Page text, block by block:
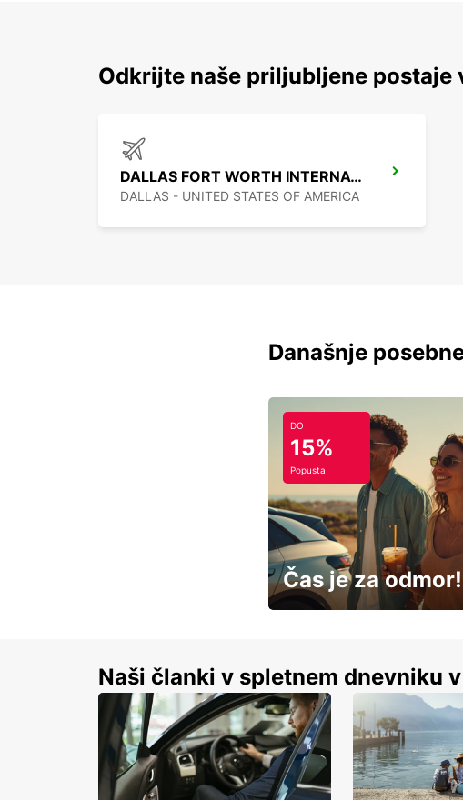
Odkrijte naše priljubljene postaje
DALLAS FORT WORTH INTERNATIONAL AIRPORT
DALLAS - UNITED STATES OF AMERICA
Današnje
DO
15%
Popusta
Čas je za odmor!
Naši članki v spletnem dnevniku